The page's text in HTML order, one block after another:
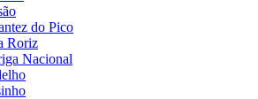
do Pico
Roriz
Nacional